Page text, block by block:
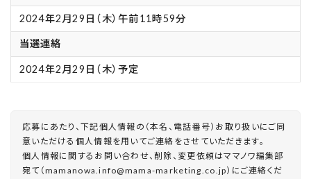
2024年2月29日（木）午前11時59分
当選連絡
2024年2月29日（木）予定
応募にあたり、下記個人情報の（本名、電話番号）お取り扱いにご同
意いただける個人情報を用いてご連絡をさせていただきます。
個人情報に関するお問い合わせ、削除、変更依頼はママノワ編集部
宛て（mamanowa.info@mama-marketing.co.jp）にご連絡くだ